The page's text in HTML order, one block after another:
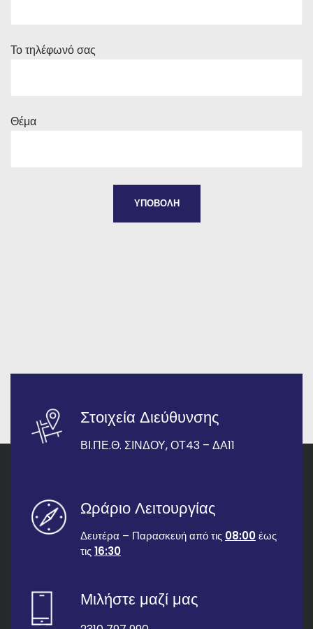
Το τηλέφωνό σας
Θέμα
Στοιχεία Διεύθυνσης
ΒΙ.ΠΕ.Θ. ΣΙΝΔΟΥ, ΟΤ43 – ΔΑ11
Ωράριο Λειτουργίας
Δευτέρα – Παρασκευή από τις 08:00έως
τις16:30
Μιλήστε μαζί μας